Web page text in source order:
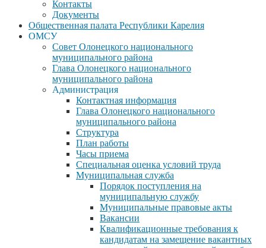
Контакты
Документы
Общественная палата Республики Карелия
ОМСУ
Совет Олонецкого национального
муниципального района
Глава Олонецкого национального
муниципального района
Администрация
Контактная информация
Глава Олонецкого национального
муниципального района
Структура
План работы
Часы приема
Специальная оценка условий труда
Муниципальная служба
Порядок поступления на
муниципальную службу
Муниципальные правовые акты
Вакансии
Квалификационные требования к
кандидатам на замещение вакантных